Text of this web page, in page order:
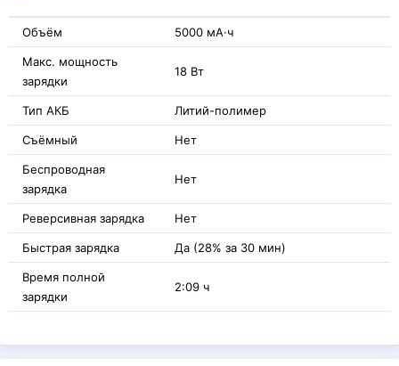
Объём 5000 мА·ч
Макс. мощность
зарядки
18 Вт
Тип АКБ Литий-полимер
Съёмный Нет
Беспроводная
зарядка
Нет
Реверсивная зарядка Нет
Быстрая зарядка Да (28% за 30 мин)
Время полной
зарядки
2:09 ч